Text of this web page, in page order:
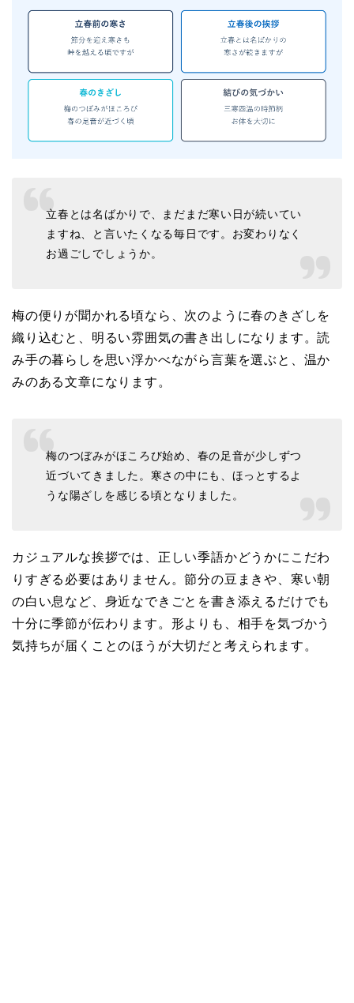
立春とは名ばかりで、まだまだ寒い日が続いてい
ますね、と言いたくなる毎日です。お変わりなく
お過ごしでしょうか。
梅の便りが聞かれる頃なら、次のように春のきざしを
織り込むと、明るい雰囲気の書き出しになります。読
み手の暮らしを思い浮かべながら言葉を選ぶと、温か
みのある文章になります。
梅のつぼみがほころび始め、春の足音が少しずつ
近づいてきました。寒さの中にも、ほっとするよ
うな陽ざしを感じる頃となりました。
カジュアルな挨拶では、正しい季語かどうかにこだわ
りすぎる必要はありません。節分の豆まきや、寒い朝
の白い息など、身近なできごとを書き添えるだけでも
十分に季節が伝わります。形よりも、相手を気づかう
気持ちが届くことのほうが大切だと考えられます。